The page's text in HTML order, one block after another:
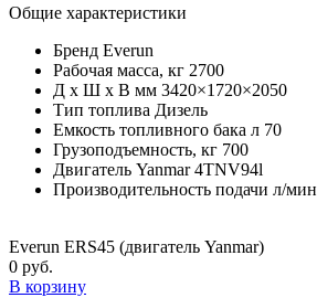
Общие характеристики
Бренд Everun
Рабочая масса, кг 2700
Д x Ш x В мм 3420×1720×2050
Тип топлива Дизель
Емкость топливного бака л 70
Грузоподъемность, кг 700
Двигатель Yanmar 4TNV94l
Производительность подачи л/мин
Everun ERS45 (двигатель Yanmar)
0 руб.
В корзину